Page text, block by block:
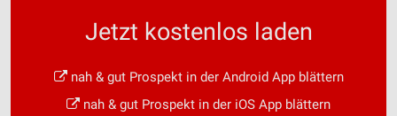
Jetzt kostenlos laden
nah & gut Prospekt in der Android App blättern
nah & gut Prospekt in der iOS App blättern